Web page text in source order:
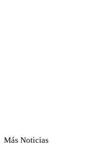
Más Noticias